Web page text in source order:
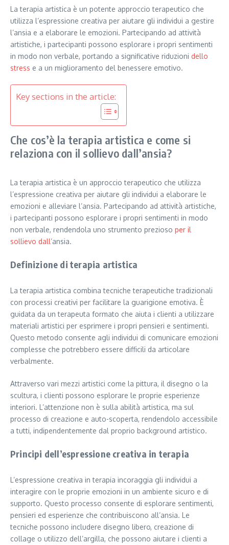
La terapia artistica è un potente approccio terapeutico che
utilizza l’espressione creativa per aiutare gli individui a gestire
l’ansia e a elaborare le emozioni. Partecipando ad attività
artistiche, i partecipanti possono esplorare i propri sentimenti
in modo non verbale, portando a significative riduzioni dello
stress e a un miglioramento del benessere emotivo.
Key sections in the article:
Che cos’è la terapia artistica e come si
relaziona con il sollievo dall’ansia?
La terapia artistica è un approccio terapeutico che utilizza
l’espressione creativa per aiutare gli individui a elaborare le
emozioni e alleviare l’ansia. Partecipando ad attività artistiche,
i partecipanti possono esplorare i propri sentimenti in modo
non verbale, rendendola uno strumento prezioso per il
sollievo dall’ansia.
Definizione di terapia artistica
La terapia artistica combina tecniche terapeutiche tradizionali
con processi creativi per facilitare la guarigione emotiva. È
guidata da un terapeuta formato che aiuta i clienti a utilizzare
materiali artistici per esprimere i propri pensieri e sentimenti.
Questo metodo consente agli individui di comunicare emozioni
complesse che potrebbero essere difficili da articolare
verbalmente.
Attraverso vari mezzi artistici come la pittura, il disegno o la
scultura, i clienti possono esplorare le proprie esperienze
interiori. L’attenzione non è sulla abilità artistica, ma sul
processo di creazione e auto-scoperta, rendendolo accessibile
a tutti, indipendentemente dal proprio background artistico.
Principi dell’espressione creativa in terapia
L’espressione creativa in terapia incoraggia gli individui a
interagire con le proprie emozioni in un ambiente sicuro e di
supporto. Questo processo consente di esplorare sentimenti,
pensieri ed esperienze che contribuiscono all’ansia. Le
tecniche possono includere disegno libero, creazione di
collage o utilizzo dell’argilla, che possono aiutare i clienti a